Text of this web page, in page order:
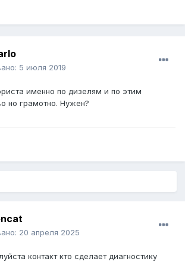
5 июля 2019
именно по дизелям и по этим
но грамотно. Нужен?
20 апреля 2025
контакт кто сделает диагностику